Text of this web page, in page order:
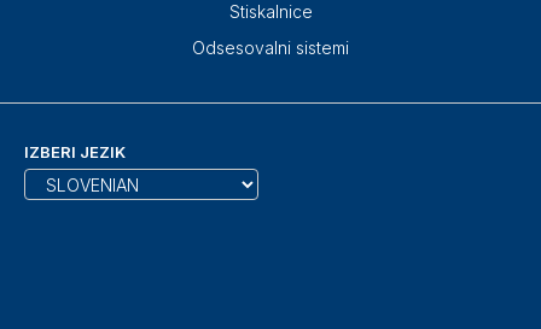
Stiskalnice
Odsesovalni sistemi
IZBERI JEZIK